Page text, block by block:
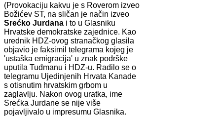
(Provokaciju kakvu je s Roverom izveo
Božićev ST, na sličan je način izveo
Srećko Jurdana i to u Glasniku
Hrvatske demokratske zajednice. Kao
urednik HDZ-ovog stranačkog glasila
objavio je faksimil telegrama kojeg je
'ustaška emigracija' u znak podrške
uputila Tuđmanu i HDZ-u. Radilo se o
telegramu Ujedinjenih Hrvata Kanade
s otisnutim hrvatskim grbom u
zaglavlju. Nakon ovog uratka, ime
Srećka Jurdane se nije više
pojavljivalo u impresumu Glasnika.